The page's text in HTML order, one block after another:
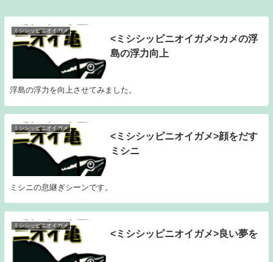
ミシシッピニオイガメ
<ミシシッピニオイガメ>カメの浮
島の浮力向上
浮島の浮力を向上させてみました。
ミシシッピニオイガメ
<ミシシッピニオイガメ>顔をだす
ミシニ
ミシニの息継ぎシーンです。
ミシシッピニオイガメ
<ミシシッピニオイガメ>良い夢を